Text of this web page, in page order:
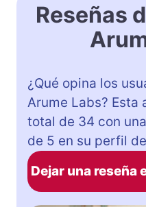
Reseñas
¿Qué opina los
Arume Labs? Esta
total de 34 con
de 5 en su perfil
Dejar una reseña